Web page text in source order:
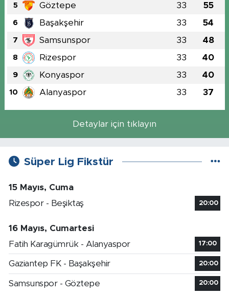
5 Göztepe 33 55
6 Başakşehir 33 54
7 Samsunspor 33 48
8 Rizespor 33 40
9 Konyaspor 33 40
10 Alanyaspor 33 37
Detaylar için tıklayın
Süper Lig Fikstür
15 Mayıs, Cuma
Rizespor - Beşiktaş
20:00
16 Mayıs, Cumartesi
Fatih Karagümrük - Alanyaspor
17:00
Gaziantep FK - Başakşehir 20:00
Samsunspor - Göztepe 20:00